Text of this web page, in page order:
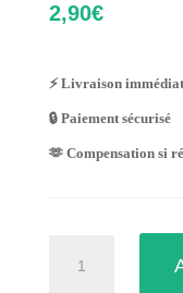
2,90€
⚡ Livraison
🔒 Paiement sécurisé
🫶 Compensation si